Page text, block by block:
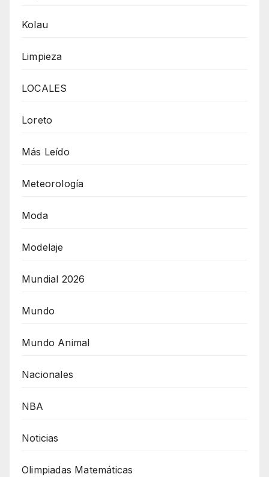
Kolau
Limpieza
LOCALES
Loreto
Más Leído
Meteorología
Moda
Modelaje
Mundial 2026
Mundo
Mundo Animal
Nacionales
NBA
Noticias
Olimpiadas Matemáticas